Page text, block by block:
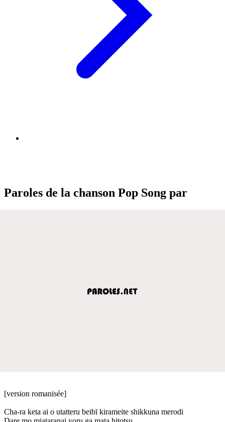
Paroles de la chanson Pop Song par
[version romanisée]
Cha-ra keta ai o utatteru beibī kirameite shikkuna merodi